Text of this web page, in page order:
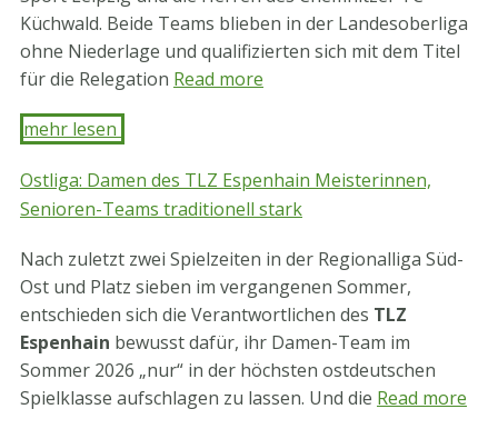
Küchwald. Beide Teams blieben in der Landesoberliga
ohne Niederlage und qualifizierten sich mit dem Titel
für die Relegation Read more
mehr lesen ​
Ostliga: Damen des TLZ Espenhain Meisterinnen,
Senioren-Teams traditionell stark
Nach zuletzt zwei Spielzeiten in der Regionalliga Süd-
Ost und Platz sieben im vergangenen Sommer,
entschieden sich die Verantwortlichen des TLZ
Espenhain bewusst dafür, ihr Damen-Team im
Sommer 2026 „nur“ in der höchsten ostdeutschen
Spielklasse aufschlagen zu lassen. Und die Read more